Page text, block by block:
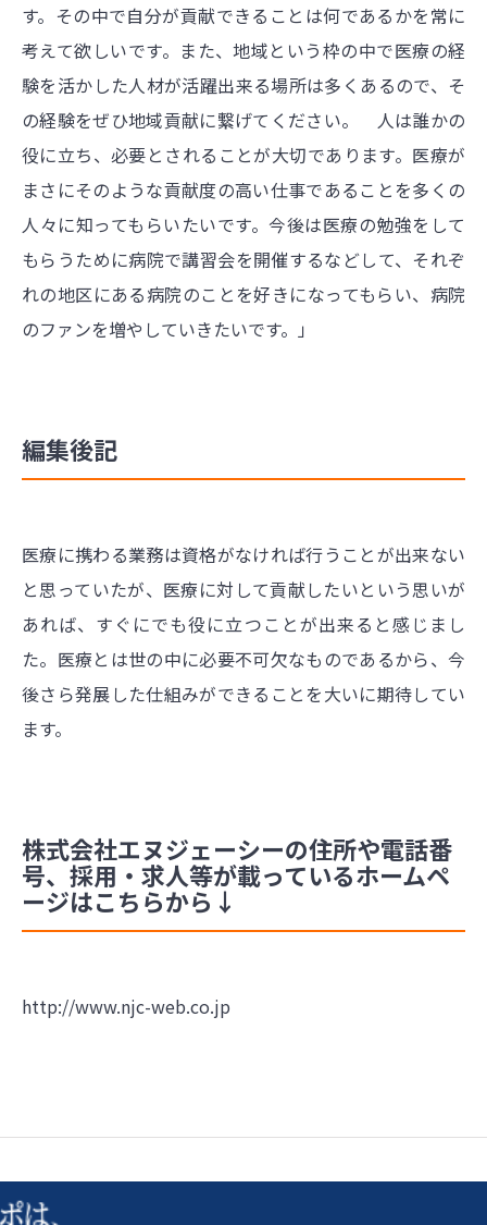
す。その中で自分が貢献できることは何であるかを常に
考えて欲しいです。また、地域という枠の中で医療の経
験を活かした人材が活躍出来る場所は多くあるので、そ
の経験をぜひ地域貢献に繋げてください。 人は誰かの
役に立ち、必要とされることが大切であります。医療が
まさにそのような貢献度の高い仕事であることを多くの
人々に知ってもらいたいです。今後は医療の勉強をして
もらうために病院で講習会を開催するなどして、それぞ
れの地区にある病院のことを好きになってもらい、病院
のファンを増やしていきたいです。」
編集後記
医療に携わる業務は資格がなければ行うことが出来ない
と思っていたが、医療に対して貢献したいという思いが
あれば、すぐにでも役に立つことが出来ると感じまし
た。医療とは世の中に必要不可欠なものであるから、今
後さら発展した仕組みができることを大いに期待してい
ます。
株式会社エヌジェーシーの住所や電話番
号、採用・求人等が載っているホームペ
ージはこちらから↓
http://www.njc-web.co.jp